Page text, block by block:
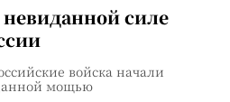
силе
войска начали
мощью